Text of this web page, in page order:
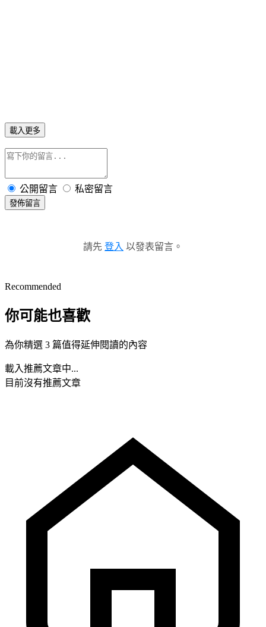
載入更多
公開留言 私密留言
發佈留言
請先 登入 以發表留言。
Recommended
你可能也喜歡
為你精選 3 篇值得延伸閱讀的內容
載入推薦文章中...
目前沒有推薦文章